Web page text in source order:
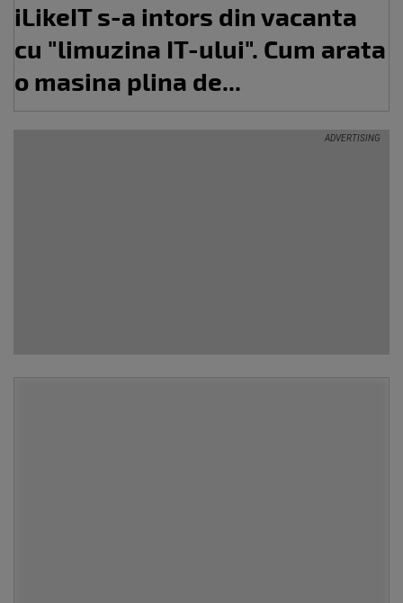
iLikeIT s-a intors din vacanta
cu "limuzina IT-ului". Cum arata
o masina plina de...